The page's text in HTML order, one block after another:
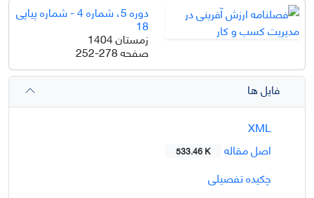
دوره 5، شماره 4 - شماره پیاپی
18
زمستان 1404
صفحه252-278
فایل ها
اصل مقاله
533.46 K
چکیده تفصیلی